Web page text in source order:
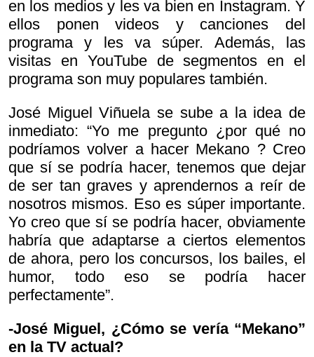
en los medios y les va bien en Instagram. Y
ellos ponen videos y canciones del
programa y les va súper. Además, las
visitas en YouTube de segmentos en el
programa son muy populares también.
José Miguel Viñuela se sube a la idea de
inmediato: “Yo me pregunto ¿por qué no
podríamos volver a hacer Mekano ? Creo
que sí se podría hacer, tenemos que dejar
de ser tan graves y aprendernos a reír de
nosotros mismos. Eso es súper importante.
Yo creo que sí se podría hacer, obviamente
habría que adaptarse a ciertos elementos
de ahora, pero los concursos, los bailes, el
humor, todo eso se podría hacer
perfectamente”.
-José Miguel, ¿Cómo se vería “Mekano”
en la TV actual?